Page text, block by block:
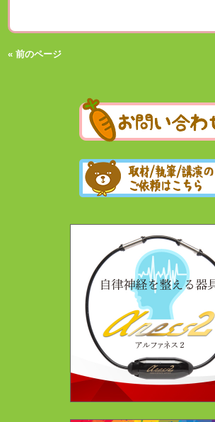
« 前のページ